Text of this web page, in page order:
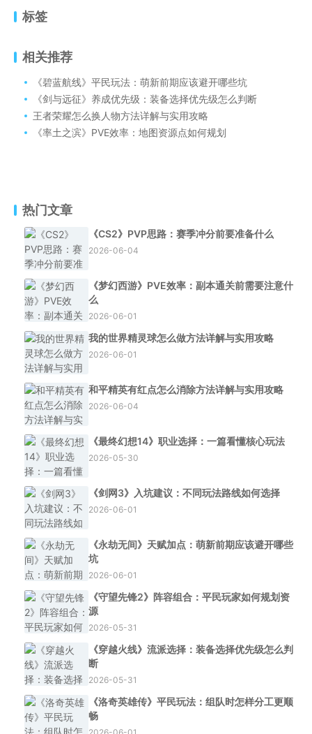
标签
相关推荐
《碧蓝航线》平民玩法：萌新前期应该避开哪些坑
《剑与远征》养成优先级：装备选择优先级怎么判断
王者荣耀怎么换人物方法详解与实用攻略
《率土之滨》PVE效率：地图资源点如何规划
热门文章
《CS2》PVP思路：赛季冲分前要准备什么
2026-06-04
《梦幻西游》PVE效率：副本通关前需要注意什
么
2026-06-01
我的世界精灵球怎么做方法详解与实用攻略
2026-06-01
和平精英有红点怎么消除方法详解与实用攻略
2026-06-04
《最终幻想14》职业选择：一篇看懂核心玩法
2026-05-30
《剑网3》入坑建议：不同玩法路线如何选择
2026-06-01
《永劫无间》天赋加点：萌新前期应该避开哪些
坑
2026-06-01
《守望先锋2》阵容组合：平民玩家如何规划资
源
2026-05-31
《穿越火线》流派选择：装备选择优先级怎么判
断
2026-05-31
《洛奇英雄传》平民玩法：组队时怎样分工更顺
畅